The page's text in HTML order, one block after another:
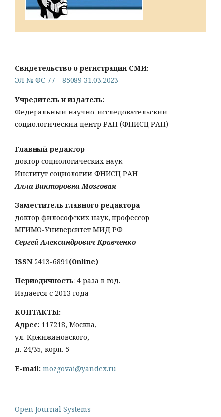
Свидетельство о регистрации СМИ:
ЭЛ № ФС 77 - 85089 31.03.2023
Учредитель и издатель:
Федеральный научно-исследовательский
социологический центр РАН (ФНИСЦ РАН)
Главный редактор
доктор социологических наук
Институт социологии ФНИСЦ РАН
Алла Викторовна Мозговая
Заместитель главного редактора
доктор философских наук, профессор
МГИМО-Университет МИД РФ
Сергей Александрович Кравченко
ISSN 2413-6891(Online)
Периодичность: 4 раза в год.
Издается с 2013 года
КОНТАКТЫ:
Адрес: 117218, Москва,
ул. Кржижановского,
д. 24/35, корп. 5
E-mail: mozgovai@yandex.ru
Open Journal Systems